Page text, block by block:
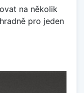
na několik
pro jeden